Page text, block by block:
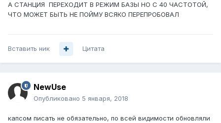
А СТАНЦИЯ ПЕРЕХОДИТ В РЕЖИМ БАЗЫ НО С 40 ЧАСТОТОЙ,
ЧТО МОЖЕТ БЫТЬ НЕ ПОЙМУ ВСЯКО ПЕРЕПРОБОВАЛ
Вставить ник Цитата
NewUse
Опубликовано 5 января, 2018
капсом писать не обязательно, по всей видимости обновляли